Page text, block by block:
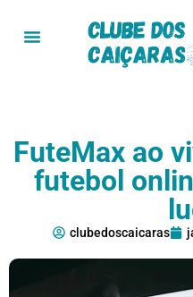
FuteMax ao
futebol
clubedoscaicaras